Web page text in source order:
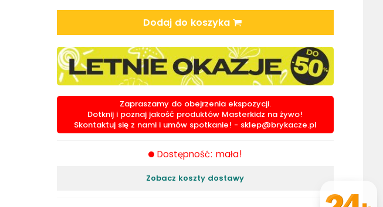
Dodaj do koszyka
Zapraszamy do obejrzenia ekspozycji.
Dotknij i poznaj jakość produktów Masterkidz na żywo!
Skontaktuj się z nami i umów spotkanie! - sklep@brykacze.pl
Dostępność: mała!
Zobacz koszty dostawy